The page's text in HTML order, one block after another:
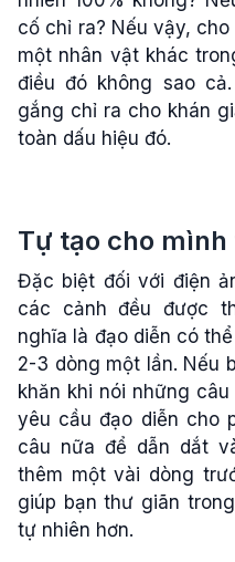
cố chỉ ra? Nếu vậy,
một nhân vật khác
điều đó không sao
gắng chỉ ra cho khán
toàn dấu hiệu đó.
Tự tạo cho
Đặc biệt đối với điện
các cảnh đều được
nghĩa là đạo diễn có
2-3 dòng một lần. Nếu
khăn khi nói những
yêu cầu đạo diễn cho
câu nữa để dẫn dắt
thêm một vài dòng
giúp bạn thư giãn
tự nhiên hơn.